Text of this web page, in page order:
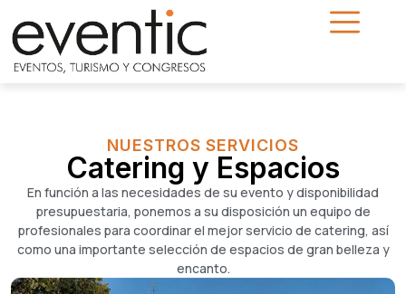
NUESTROS SERVICIOS
Catering y Espacios
En función a las necesidades de su evento y disponibilidad
presupuestaria, ponemos a su disposición un equipo de
profesionales para coordinar el mejor servicio de catering, así
como una importante selección de espacios de gran belleza y
encanto.